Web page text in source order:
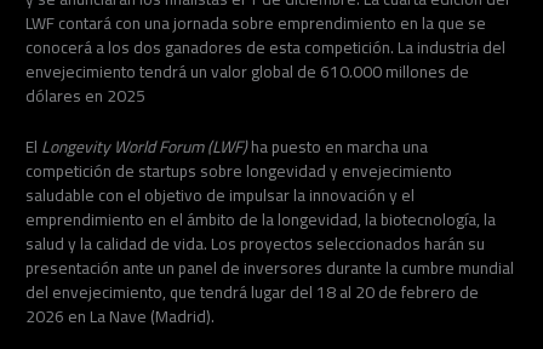
LWF contará con una jornada sobre emprendimiento en la que se
conocerá a los dos ganadores de esta competición. La industria del
envejecimiento tendrá un valor global de 610.000 millones de
dólares en 2025
ElLongevity World Forum (LWF)ha puesto en marcha una
competición de startups sobre longevidad y envejecimiento
saludable con el objetivo de impulsar la innovación y el
emprendimiento en el ámbito de la longevidad, la biotecnología, la
salud y la calidad de vida. Los proyectos seleccionados harán su
presentación ante un panel de inversores durante la cumbre mundial
del envejecimiento, que tendrá lugar del 18 al 20 de febrero de
2026 en La Nave (Madrid).